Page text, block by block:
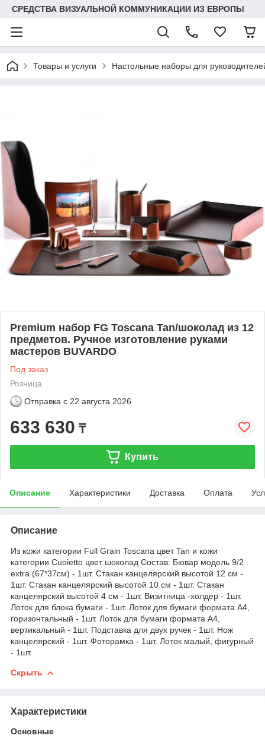
СРЕДСТВА ВИЗУАЛЬНОЙ КОММУНИКАЦИИ ИЗ ЕВРОПЫ
Товары и услуги Настольные наборы для
Premium набор FG Toscana Tan/шоколад из 12
предметов. Ручное изготовление руками
мастеров BUVARDO
Под заказ
Розница
Отправка с 22 августа 2026
633 630 ₸
Купить
Описание Характеристики Доставка Оплата
Описание
Из кожи категории Full Grain Toscana цвет Tan и кожи
категории Cuoietto цвет шоколад Состав: Бювар модель 9/2
extra (67*37см) - 1шт. Стакан канцелярский высотой 12 см -
1шт. Стакан канцелярский высотой 10 см - 1шт. Стакан
канцелярский высотой 4 см - 1шт. Визитница -холдер - 1шт.
Лоток для блока бумаги - 1шт. Лоток для бумаги формата А4,
горизонтальный - 1шт. Лоток для бумаги формата А4,
вертикальный - 1шт. Подставка для двух ручек - 1шт. Нож
канцелярский - 1шт. Фоторамка - 1шт. Лоток малый, фигурный
- 1шт.
Скрыть
Характеристики
Основные